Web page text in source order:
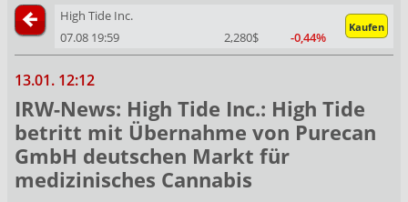
High Tide Inc.
Kaufen
07.08 19:59 2,280$ -0,44%
13.01. 12:12
IRW-News: High Tide Inc.: High Tide
betritt mit Übernahme von Purecan
GmbH deutschen Markt für
medizinisches Cannabis